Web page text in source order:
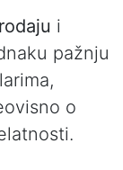
i
pažnju
o